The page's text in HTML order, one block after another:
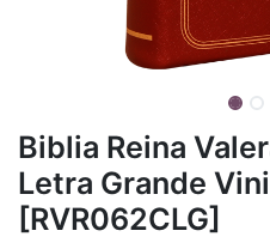
Biblia Reina
Letra Grande
[RVR062CLG]